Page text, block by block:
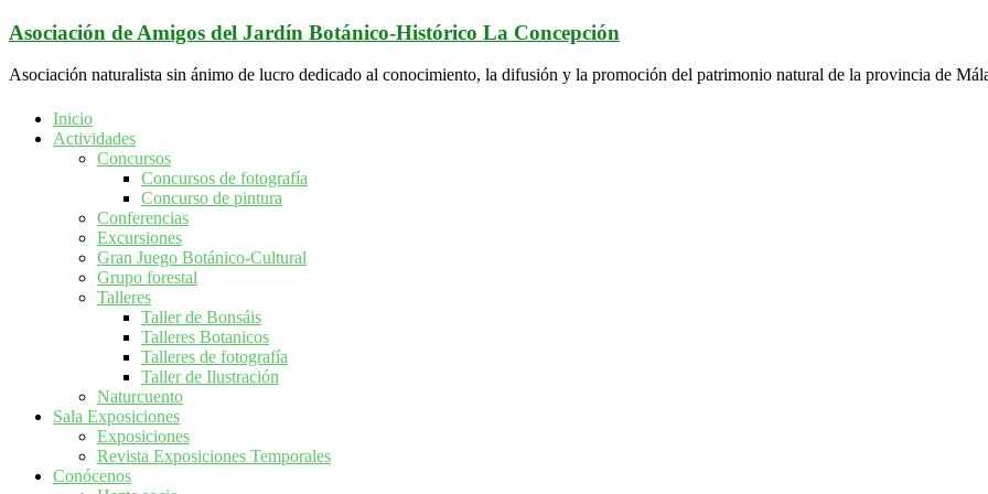
Saltar
contenido
Asociación de Amigos del Jardín Botánico-Histórico La Concepción
Asociación naturalista sin ánimo de lucro dedicado al conocimiento, la difusión y la promoción del patrimonio natural de la provincia de
Inicio
Actividades
Concursos
Concursos de fotografía
Concurso de pintura
Conferencias
Excursiones
Gran Juego Botánico-Cultural
Grupo forestal
Talleres
Taller de Bonsáis
Talleres Botanicos
Talleres de fotografía
Taller de Ilustración
Naturcuento
Sala Exposiciones
Exposiciones
Revista Exposiciones Temporales
Conócenos